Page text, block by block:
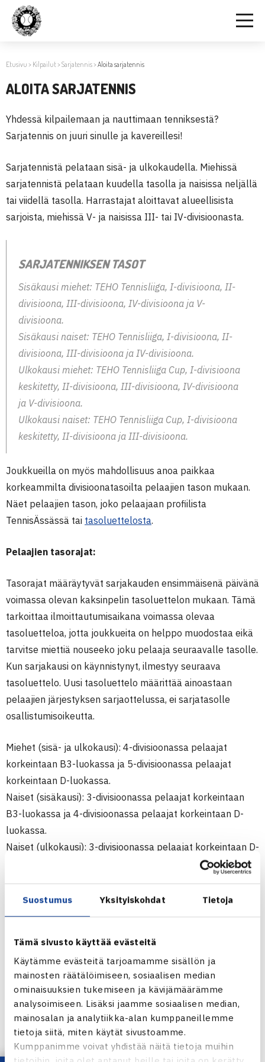
Suostumus Yksityiskohdat Tietoja
Tämä sivusto käyttää evästeitä
Käytämme evästeitä tarjoamamme sisällön ja
mainosten räätälöimiseen, sosiaalisen median
ominaisuuksien tukemiseen ja kävijämäärämme
analysoimiseen. Lisäksi jaamme sosiaalisen median,
mainosalan ja analytiikka-alan kumppaneillemme
tietoja siitä, miten käytät sivustoamme.
Kumppanimme voivat yhdistää näitä tietoja muihin
Etusivu > Kilpailut>Sarjatennis>Aloita sarjatennis
ALOITA SARJATENNIS
Yhdessä kilpailemaan ja nauttimaan tenniksestä?
Sarjatennis on juuri sinulle ja kavereillesi!
Sarjatennistä pelataan sisä- ja ulkokaudella. Miehissä
sarjatennistä pelataan kuudella tasolla ja naisissa neljällä
tai viidellä tasolla. Harrastajat aloittavat alueellisista
sarjoista, miehissä V- ja naisissa III- tai IV-divisioonasta.
SARJATENNIKSEN TASOT
Sisäkausi miehet: TEHO Tennisliiga, I-divisioona, II-
divisioona, III-divisioona, IV-divisioona ja V-
divisioona.
Sisäkausi naiset: TEHO Tennisliiga, I-divisioona, II-
divisioona, III-divisioona ja IV-divisioona.
Ulkokausi miehet: TEHO Tennisliiga Cup, I-divisioona
keskitetty, II-divisioona, III-divisioona, IV-divisioona
ja V-divisioona.
Ulkokausi naiset: TEHO Tennisliiga Cup, I-divisioona
keskitetty, II-divisioona ja III-divisioona.
Joukkueilla on myös mahdollisuus anoa paikkaa
korkeammilta divisioonatasoilta pelaajien tason mukaan.
Näet pelaajien tason, joko pelaajaan profiilista
TennisÄssässä tai tasoluettelosta.
Pelaajien tasorajat:
Tasorajat määräytyvät sarjakauden ensimmäisenä päivänä
voimassa olevan kaksinpelin tasoluettelon mukaan. Tämä
tarkoittaa ilmoittautumisaikana voimassa olevaa
tasoluetteloa, jotta joukkueita on helppo muodostaa eikä
tarvitse miettiä nouseeko joku pelaaja seuraavalle tasolle.
Kun sarjakausi on käynnistynyt, ilmestyy seuraava
tasoluettelo. Uusi tasoluettelo määrittää ainoastaan
pelaajien järjestyksen sarjaottelussa, ei sarjatasolle
osallistumisoikeutta.
Miehet (sisä- ja ulkokausi): 4-divisioonassa pelaajat
korkeintaan B3-luokassa ja 5-divisioonassa pelaajat
korkeintaan D-luokassa.
Naiset (sisäkausi): 3-divisioonassa pelaajat korkeintaan
B3-luokassa ja 4-divisioonassa pelaajat korkeintaan D-
luokassa.
Naiset (ulkokausi): 3-divisioonassa pelaajat korkeintaan D-
Pelaamisen iloa alueellisista miesten 5. ja
naisten 3.-4-divisioonista
Ulkokauden 2026 peliaika on11.5.-16.8.2026.
Nousukarsinnat pelataan 28.-30.8.
Alimmilla miesten V- ja naisten III-divisioonan
harrastetasoilla pyritään takaamaan sopivan tasoisia ja
mielekkäitä otteluita. Lohkot pyritään muodostamaan
alueellisesti, jotta pitkiä pelimatkoja ei synny. Pelaajat
saavat olla korkeintaan D-luokassa.